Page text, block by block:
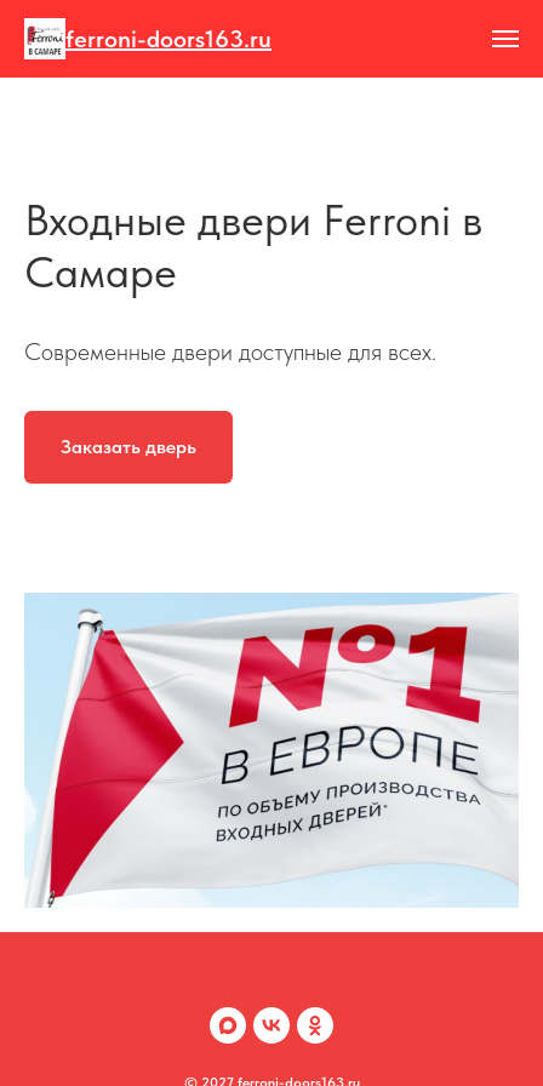
ferroni-doors163.ru
Входные двери Ferroni в
Самаре
Современные двери доступные для всех.
Заказать дверь
© 2027 ferroni-doors163.ru